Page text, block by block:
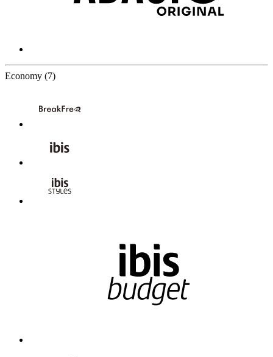
Economy 7 Partners
(7)